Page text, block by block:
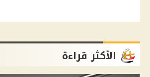
الأكثر قراءة